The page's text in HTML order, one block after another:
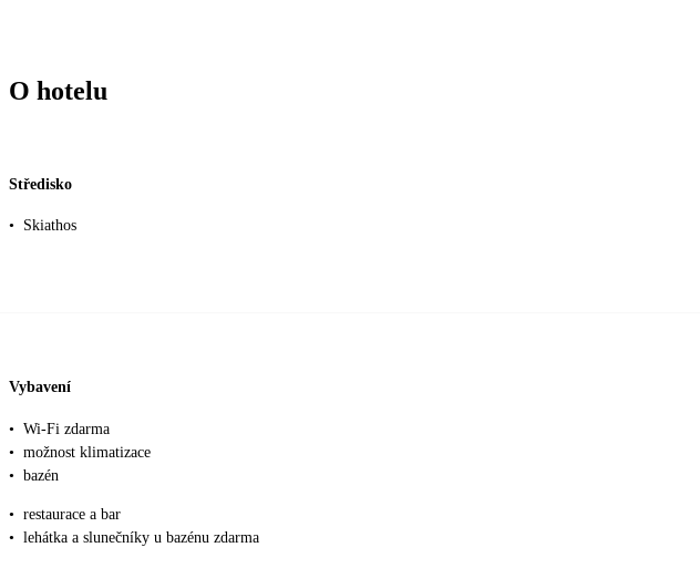
O hotelu
Středisko
• Skiathos
Vybavení
• Wi-Fi zdarma
• možnost klimatizace
• bazén
• restaurace a bar
• lehátka a slunečníky u bazénu zdarma